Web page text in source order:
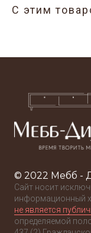
С этим
© 2022 Мебб -
Сайт носит
информационный
не является
определяемой